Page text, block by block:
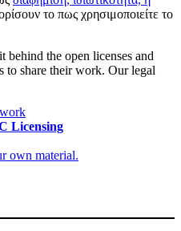
το πως χρησιμοποιείτε το
behind the open licenses and
to share their work. Our legal
Licensing
own material.